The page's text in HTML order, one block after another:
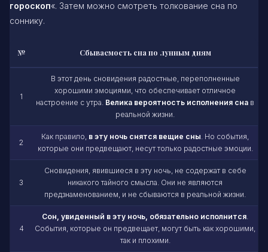
гороскоп«. Затем можно смотреть толкование сна по
соннику.
№ Сбываемость сна по лунным дням
1
В этот день сновидения радостные, переполненные
хорошими эмоциями, что обеспечивает отличное
настроение с утра. Велика вероятность исполнения сна в
реальной жизни.
2
Как правило, в эту ночь снятся вещие сны. Но события,
которые они предвещают, несут только радостные эмоции.
3
Сновидения, явившиеся в эту ночь, не содержат в себе
никакого тайного смысла. Они не являются
предзнаменованием, и не сбываются в реальной жизни.
4
Сон, увиденный в эту ночь, обязательно исполнится.
События, которые он предвещает, могут быть как хорошими,
так и плохими.